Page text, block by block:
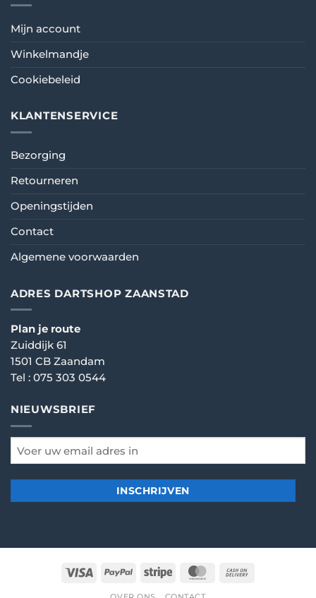
Mijn account
Winkelmandje
Cookiebeleid
KLANTENSERVICE
Bezorging
Retourneren
Openingstijden
Contact
Algemene voorwaarden
ADRES DARTSHOP ZAANSTAD
Plan je route
Zuiddijk 61
1501 CB Zaandam
Tel : 075 303 0544
NIEUWSBRIEF
email
*
Visa PayPal Stripe MasterCard